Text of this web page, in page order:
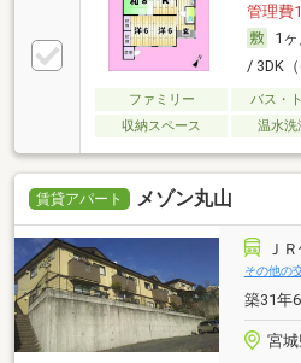
管理費
1ヶ
/ 3DK
ファミリー バス・
収納スペース
温水洗
賃貸アパート メゾン丸山
Ｊ
その他の
築31年
宮